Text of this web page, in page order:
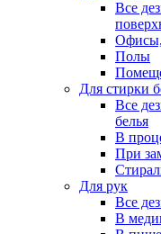
Все
Полы
Для стирки
Все
белья
В
При
Для рук
Все
В